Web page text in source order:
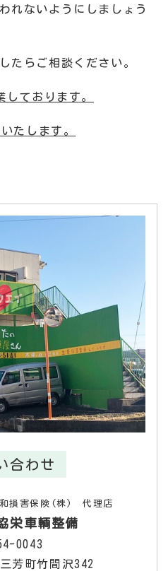
れないようにしましょう
たらご相談ください。
ております。
たします。
合わせ
和損害保険(株) 代理店
栄車輌整備
0043
芳町竹間沢342